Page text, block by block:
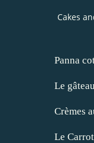
Cakes
Panna
Le
Crèmes
Le